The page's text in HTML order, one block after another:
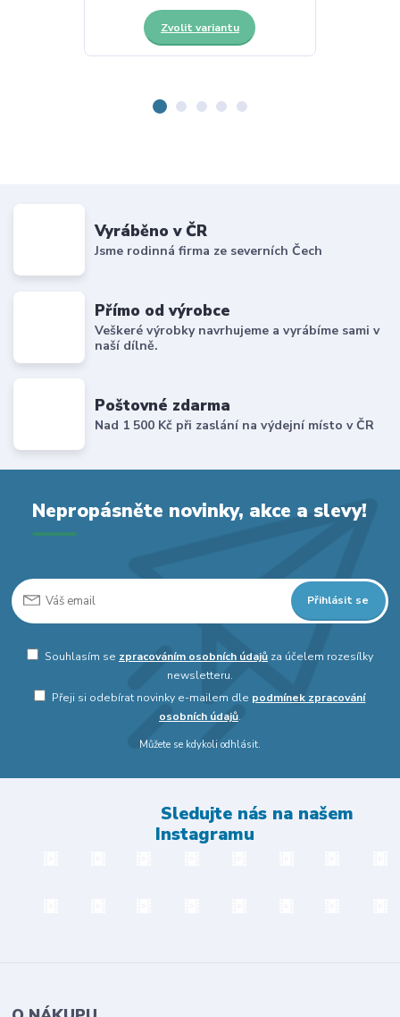
Zvolit variantu
Vyráběno v ČR
Jsme rodinná firma ze severních Čech
Přímo od výrobce
Veškeré výrobky navrhujeme a vyrábíme sami v
naší dílně.
Poštovné zdarma
Nad 1 500 Kč při zaslání na výdejní místo v ČR
Nepropásněte novinky, akce a slevy!
Přihlásit se
Souhlasím se zpracováním osobních údajůza účelem rozesílky
newsletteru.
Přeji si odebírat novinky e-mailem dle podmínek zpracování
osobních údajů.
Můžete se kdykoli odhlásit.
Sledujte nás na našem
Instagramu